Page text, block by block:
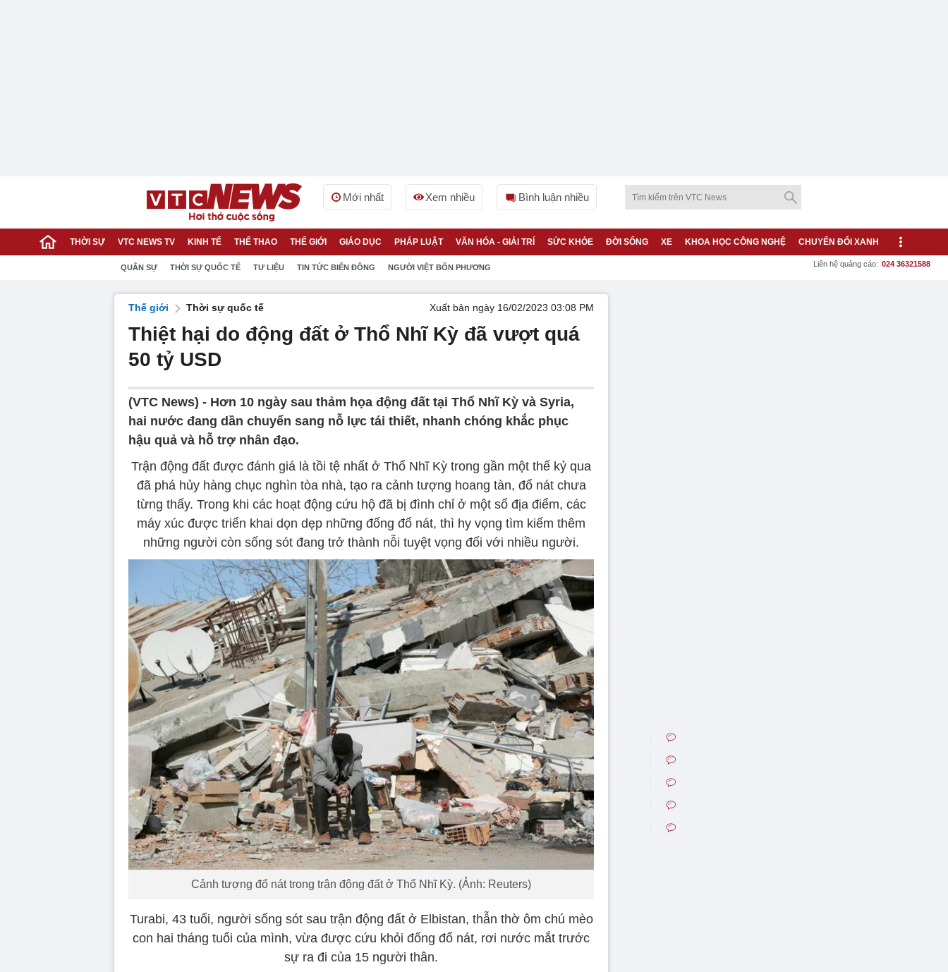
Mới nhất Xem nhiều Bình luận nhiều
THỜI SỰ VTC NEWS TV KINH TẾ THỂ THAO THẾ GIỚI GIÁO DỤC PHÁP LUẬT VĂN HÓA - GIẢI TRÍ SỨC KHỎE ĐỜI SỐNG XE KHOA HỌC CÔNG NGHỆ CHUYỂN ĐỔI XANH
QUÂN SỰ THỜI SỰ QUỐC TẾ TƯ LIỆU TIN TỨC BIỂN ĐÔNG NGƯỜI VIỆT BỐN PHƯƠNG Liên hệ quảng cáo: 024 36321588
Thế giới Thời sự quốc tế Xuất bản ngày 16/02/2023 03:08 PM
Thiệt hại do động đất ở Thổ Nhĩ Kỳ đã vượt quá
50 tỷ USD
(VTC News) - Hơn 10 ngày sau thảm họa động đất tại Thổ Nhĩ Kỳ và Syria,
hai nước đang dần chuyển sang nỗ lực tái thiết, nhanh chóng khắc phục
hậu quả và hỗ trợ nhân đạo.
Trận động đất được đánh giá là tồi tệ nhất ở Thổ Nhĩ Kỳ trong gần một thế kỷ qua
đã phá hủy hàng chục nghìn tòa nhà, tạo ra cảnh tượng hoang tàn, đổ nát chưa
từng thấy. Trong khi các hoạt động cứu hộ đã bị đình chỉ ở một số địa điểm, các
máy xúc được triển khai dọn dẹp những đống đổ nát, thì hy vọng tìm kiếm thêm
những người còn sống sót đang trở thành nỗi tuyệt vọng đối với nhiều người.
Cảnh tượng đổ nát trong trận động đất ở Thổ Nhĩ Kỳ. (Ảnh: Reuters)
Turabi, 43 tuổi, người sống sót sau trận động đất ở Elbistan, thẫn thờ ôm chú mèo
con hai tháng tuổi của mình, vừa được cứu khỏi đống đổ nát, rơi nước mắt trước
sự ra đi của 15 người thân.